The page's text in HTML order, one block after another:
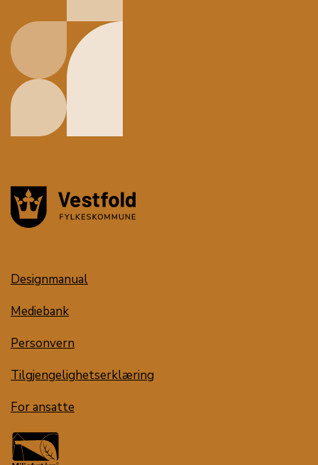
Designmanual
Mediebank
Personvern
Tilgjengelighetserklæring
For ansatte